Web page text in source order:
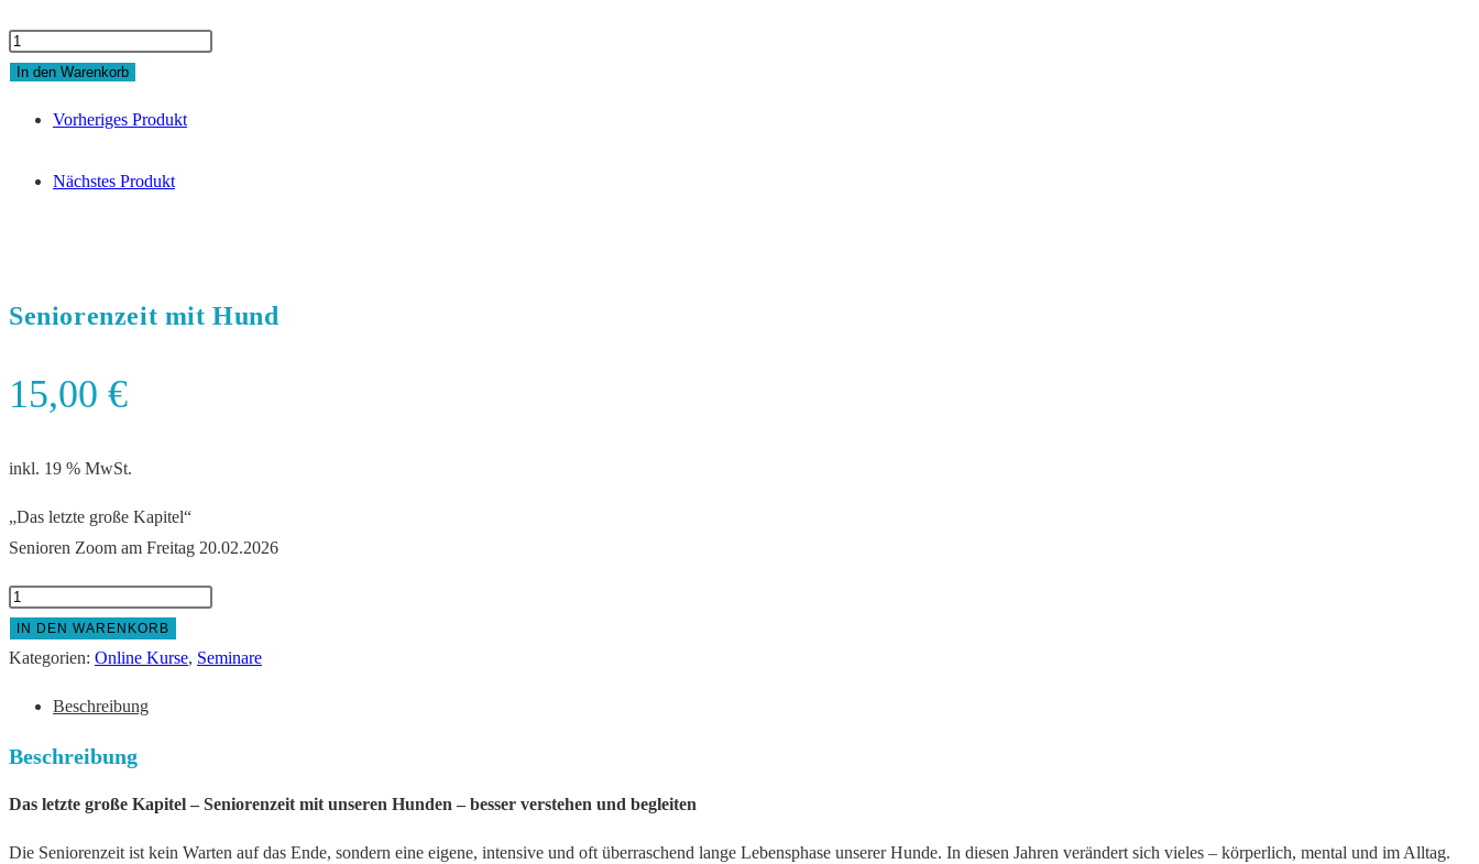
Seniorenzeit
mit
Menge
In den Warenkorb
Vorheriges Produkt
Nächstes Produkt
Seniorenzeit mit Hund
15,00 €
inkl. 19 % MwSt.
„Das letzte große Kapitel“
Senioren Zoom am Freitag 20.02.2026
Seniorenzeit
mit
Hund
IN DEN WARENKORB
Kategorien: Online Kurse, Seminare
Beschreibung
Beschreibung
Das letzte große Kapitel – Seniorenzeit mit unseren Hunden – besser verstehen und begleiten
Die Seniorenzeit ist kein Warten auf das Ende, sondern eine eigene, intensive und oft überraschend lange Lebensphase unserer Hunde. In diesen Jahren verändert sich vieles – körperlich, mental und im Alltag.